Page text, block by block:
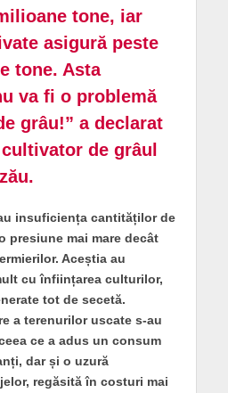
tone, iar
asigură peste
tone. Asta
va fi o problemă
grâu!” a declarat
de grâul
insuficiența cantităților de
presiune mai mare decât
Aceștia au
cu înființarea culturilor,
tot de secetă.
a terenurilor uscate s-au
ce a adus un consum
dar și o uzură
regăsită în costuri mai